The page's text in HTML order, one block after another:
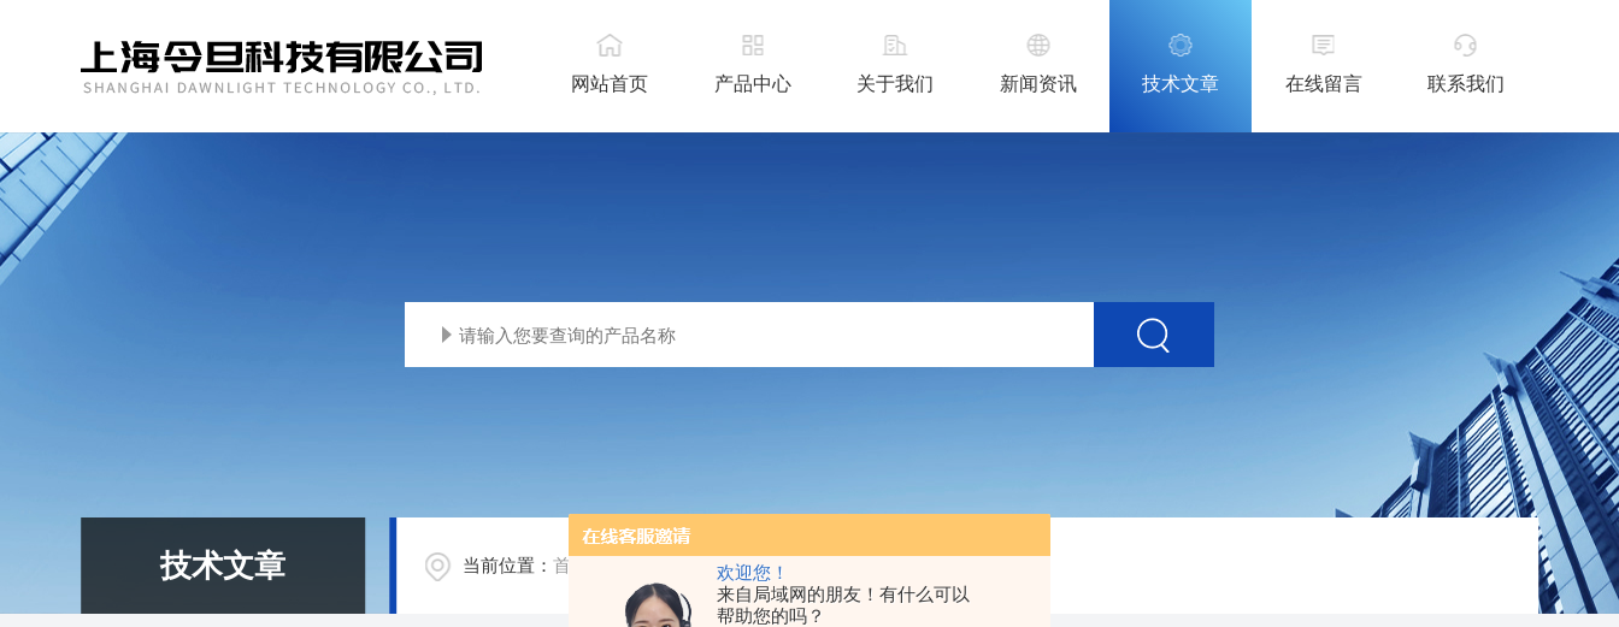
欢迎您！
来自局域网的朋友！有什么可以
帮助您的吗？
网站首页 产品中心 关于我们 新闻资讯 技术文章 在线留言 联系我们
技术文章 当前位置：首页 / 光学检测仪器之聚合物色度计